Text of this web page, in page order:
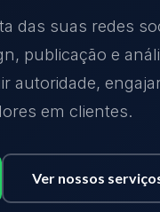
das suas redes
publicação e
autoridade,
em clientes.
Ver nossos